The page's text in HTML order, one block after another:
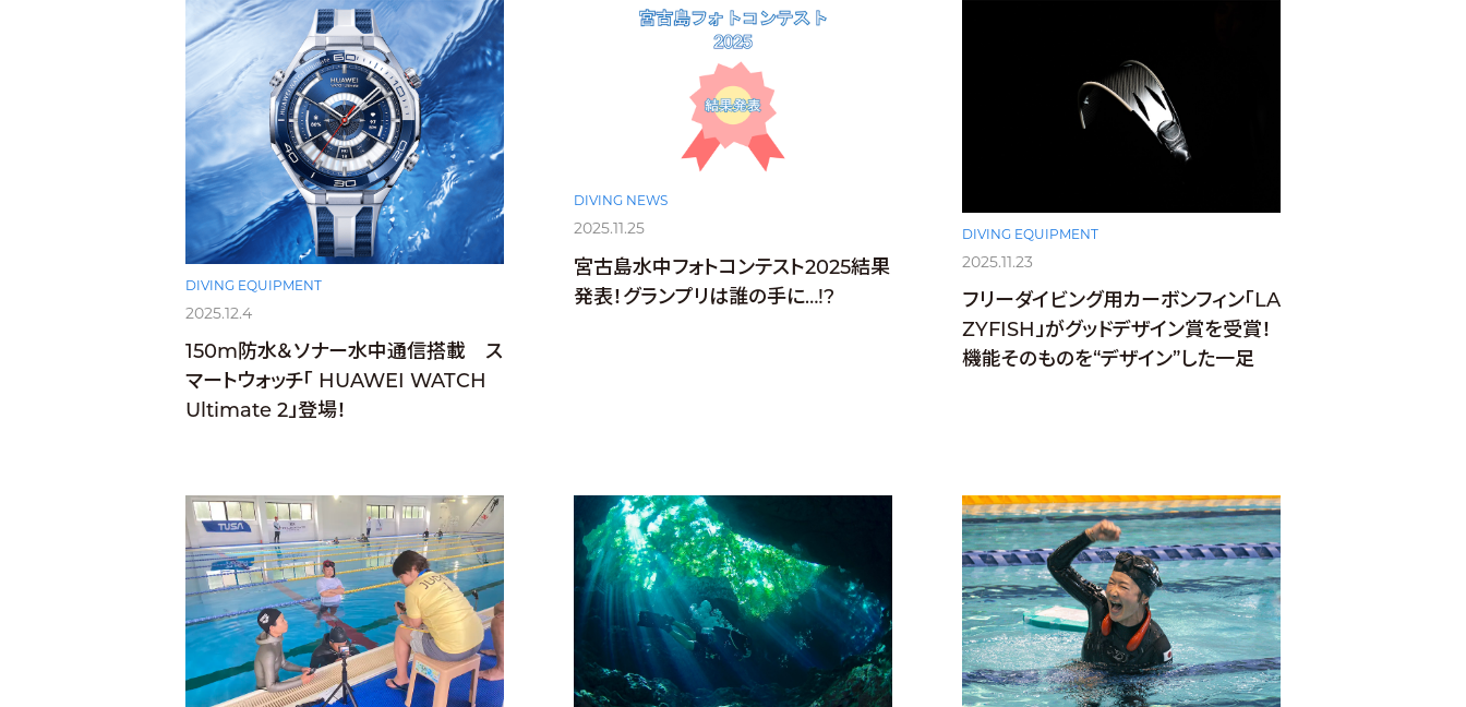
DIVING EQUIPMENT
2025.12.4
150m防水＆ソナー水中通信搭載 ス
マートウォッチ「 HUAWEI WATCH
Ultimate 2」登場！
DIVING NEWS
2025.11.25
宮古島水中フォトコンテスト2025結果
発表！グランプリは誰の手に…!?
DIVING EQUIPMENT
2025.11.23
フリーダイビング用カーボンフィン「LA
ZYFISH」がグッドデザイン賞を受賞！
機能そのものを“デザイン”した一足